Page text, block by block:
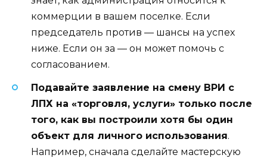
коммерции в вашем поселке. Если
председатель против — шансы на успех
ниже. Если он за — он может помочь с
согласованием.
Подавайте заявление на смену ВРИ с
ЛПХ на «торговля, услуги» только после
того, как вы построили хотя бы один
объект для личного использования.
Например, сначала сделайте мастерскую